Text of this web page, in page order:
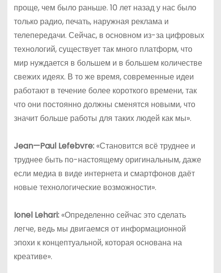
проще, чем было раньше. 10 лет назад у нас было
только радио, печать, наружная реклама и
телепередачи. Сейчас, в основном из-за цифровых
технологий, существует так много платформ, что
мир нуждается в большем и в большем количестве
свежих идеях. В то же время, современные идеи
работают в течение более короткого времени, так
что они постоянно должны сменятся новыми, что
значит больше работы для таких людей как мы».
Jean—Paul Lefebvre:«Становится всё труднее и
труднее быть по-настоящему оригинальным, даже
если медиа в виде интернета и смартфонов даёт
новые технологические возможности».
Ionel Lehari:«Определенно сейчас это сделать
легче, ведь мы двигаемся от информационной
эпохи к концептуальной, которая основана на
креативе».